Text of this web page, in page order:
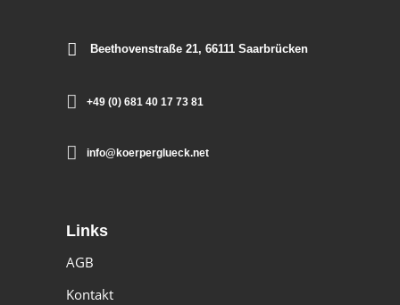
Beethovenstraße 21, 66111 Saarbrücken
+49 (0) 681 40 17 73 81
info@koerperglueck.net
Links
AGB
Kontakt